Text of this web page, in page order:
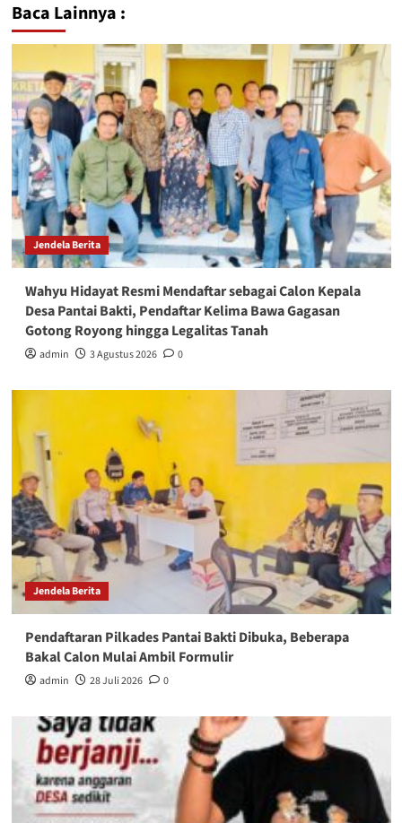
Baca Lainnya :
Jendela Berita
Wahyu Hidayat Resmi Mendaftar sebagai Calon Kepala
Desa Pantai Bakti, Pendaftar Kelima Bawa Gagasan
Gotong Royong hingga Legalitas Tanah
admin 3 Agustus 2026 0
Jendela Berita
Pendaftaran Pilkades Pantai Bakti Dibuka, Beberapa
Bakal Calon Mulai Ambil Formulir
admin 28 Juli 2026 0